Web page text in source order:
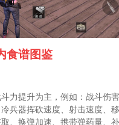
食谱图鉴
力提升为主，例如：战斗伤
兵器挥砍速度、射击速度、
、换弹加速、携带弹药量、